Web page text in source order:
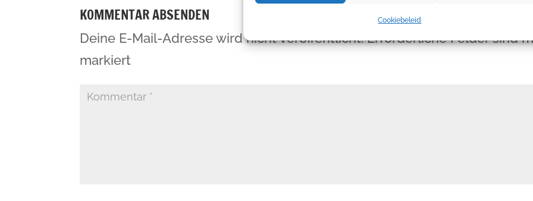
Cookiebeleid
KOMMENTAR ABSENDEN
Deine E-Mail-Adresse wird nicht veröffentlicht. Erforderliche Felder sind
markiert